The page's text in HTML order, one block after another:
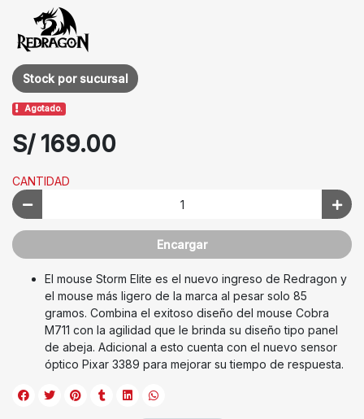
Stock por sucursal
Agotado.
S/ 169.00
CANTIDAD
Encargar
El mouse Storm Elite es el nuevo ingreso de Redragon y
el mouse más ligero de la marca al pesar solo 85
gramos. Combina el exitoso diseño del mouse Cobra
M711 con la agilidad que le brinda su diseño tipo panel
de abeja. Adicional a esto cuenta con el nuevo sensor
óptico Pixar 3389 para mejorar su tiempo de respuesta.